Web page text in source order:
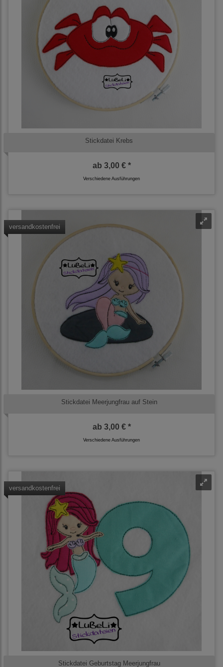
Stickdatei Krebs
ab 3,00 € *
Verschiedene Ausführungen
versandkostenfrei
Stickdatei Meerjungfrau auf Stein
ab 3,00 € *
Verschiedene Ausführungen
versandkostenfrei
Stickdatei Geburtstag Meerjungfrau